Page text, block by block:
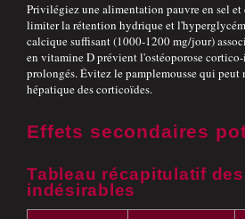
Privilégiez une alimentation pauvre en sel et
limiter la rétention hydrique et
calcique suffisant (1000-1200 mg/jour)
en vitamine D prévient l'ostéoporose
prolongés. Évitez le pamplemousse qui
hépatique des corticoïdes.
Effets secondaires
Tableau récapitulatif
indésirables